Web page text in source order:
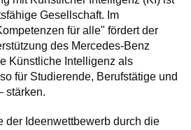
Gesellschaft. Im
für alle" fördert der
des Mercedes-Benz
Künstliche Intelligenz als
für Studierende, Berufstätige und
stärken.
der Ideenwettbewerb durch die